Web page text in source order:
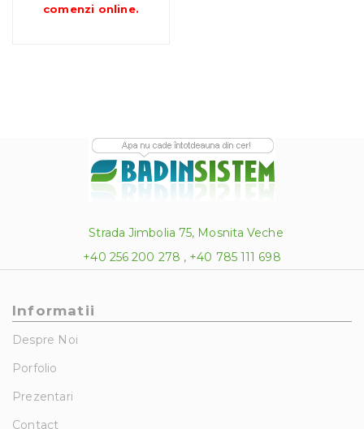
comenzi online.
Strada Jimbolia 75, Mosnita Veche
+40 256 200 278 , +40 785 111 698
Informatii
Despre Noi
Porfolio
Prezentari
Contact